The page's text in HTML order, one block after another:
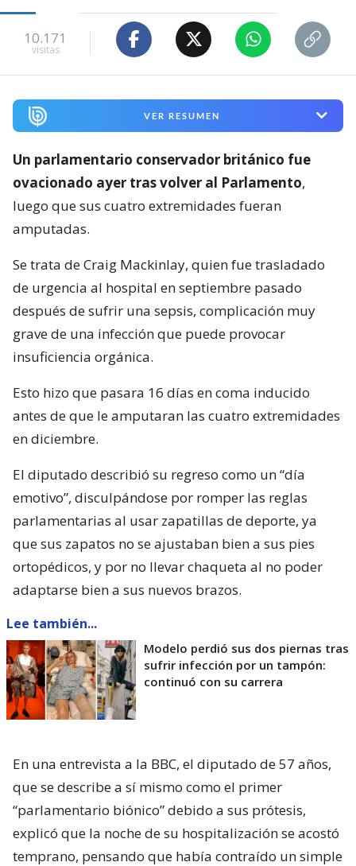
10.171
visitas
VER RESUMEN
Un parlamentario conservador británico fue
ovacionado ayer tras volver al Parlamento,
luego que sus cuatro extremidades fueran
amputadas.
Se trata de Craig Mackinlay, quien fue trasladado
de urgencia al hospital en septiembre pasado
después de sufrir una sepsis, complicación muy
grave de una infección que puede provocar
insuficiencia orgánica.
Esto hizo que pasara 16 días en coma inducido
antes de que le amputaran las cuatro extremidades
en diciembre.
El diputado describió su regreso como un “día
emotivo”, disculpándose por romper las reglas
parlamentarias al usar zapatillas de deporte, ya
que sus zapatos no se ajustaban bien a sus pies
ortopédicos, y por no llevar chaqueta al no poder
adaptarse bien a sus nuevos brazos.
Lee también...
Modelo perdió sus dos piernas tras
sufrir infección por un tampón:
continuó con su carrera
En una entrevista a la BBC, el diputado de 57 años,
que se describe a sí mismo como el primer
“parlamentario biónico” debido a sus prótesis,
explicó que la noche de su hospitalización se acostó
temprano, pensando que había contraído un simple